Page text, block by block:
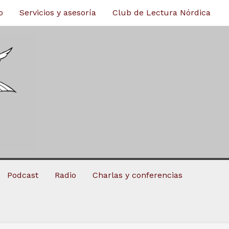
Servicios y asesoría Club de Lectura Nórdica
Podcast Radio Charlas y conferencias